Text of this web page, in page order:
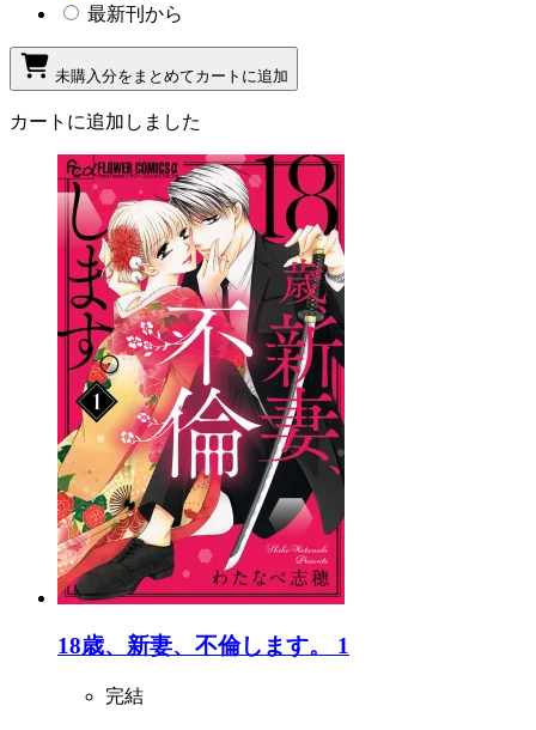
最新刊から
未購入分をまとめてカートに追加
カートに追加しました
18歳、新妻、不倫します。 1
完結